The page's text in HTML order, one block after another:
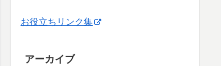
お役立ちリンク集
アーカイブ